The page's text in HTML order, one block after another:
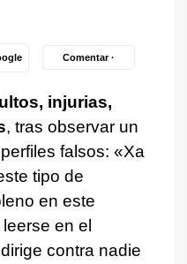
Comentar ·
injurias,
, tras observar un
falsos: «Xa
tipo de
en este
en el
contra nadie